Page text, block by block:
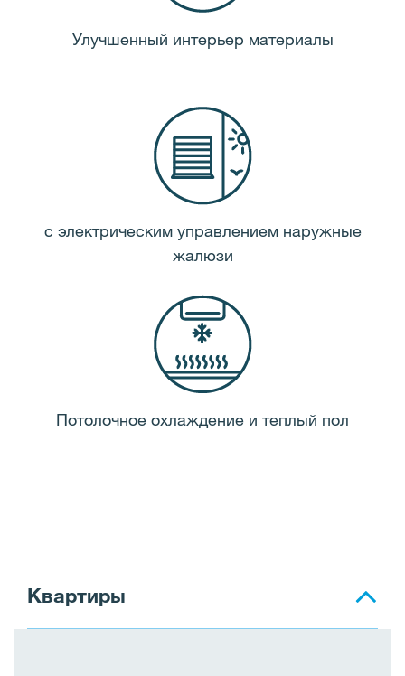
Улучшенный интерьер материалы
с электрическим управлением наружные
жалюзи
Потолочное охлаждение и теплый пол
Квартиры